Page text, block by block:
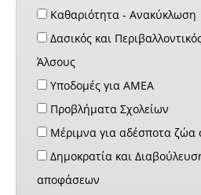
Καθαριότητα - Ανακύκλωση
Δασικός και
Άλσους
Υποδομές για ΑΜΕΑ
Προβλήματα Σχολείων
Μέριμνα για αδέσποτα ζώα
Δημοκρατία και
αποφάσεων